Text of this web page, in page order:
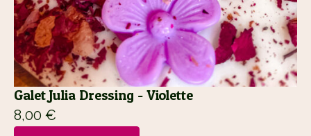
Galet Julia Dressing - Violette
8,00 €